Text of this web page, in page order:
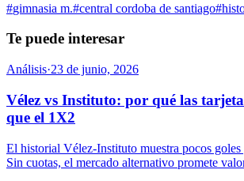
#gimnasia m.#central cordoba de santiago#
Te puede interesar
Análisis·23 de junio, 2026
Vélez vs Instituto: por qué las
que el 1X2
El historial Vélez-Instituto muestra pocos goles
Sin cuotas, el mercado alternativo promete